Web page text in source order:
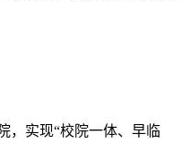
，实现“校院一体、早临